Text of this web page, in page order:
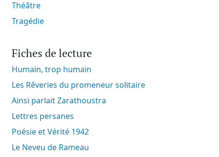
Théâtre
Tragédie
Fiches de lecture
Humain, trop humain
Les Rêveries du promeneur solitaire
Ainsi parlait Zarathoustra
Lettres persanes
Poésie et Vérité 1942
Le Neveu de Rameau